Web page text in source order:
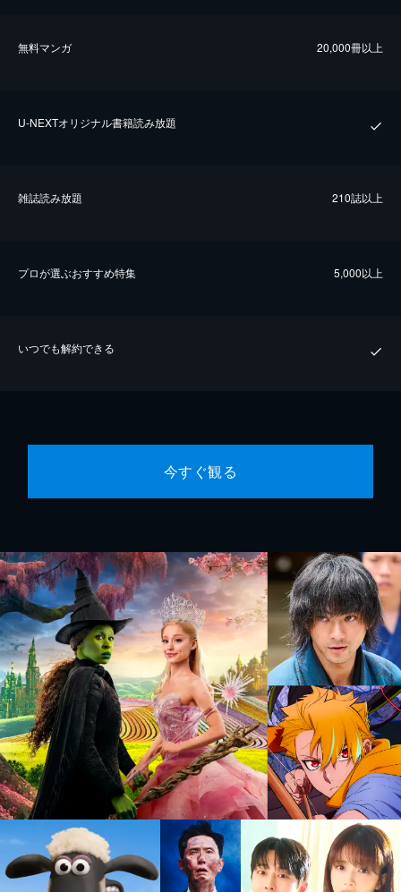
無料マンガ 20,000冊以上
U-NEXTオリジナル書籍読み放題
雑誌読み放題 210誌以上
プロが選ぶおすすめ特集 5,000以上
いつでも解約できる
今すぐ観る